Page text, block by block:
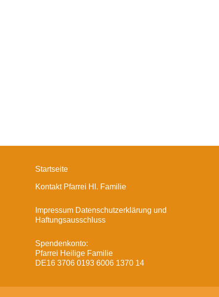
Startseite
Kontakt Pfarrei Hl. Familie
Impressum Datenschutzerklärung und
Haftungsausschluss
Spendenkonto:
Pfarrei Heilige Familie
DE16 3706 0193 6006 1370 14